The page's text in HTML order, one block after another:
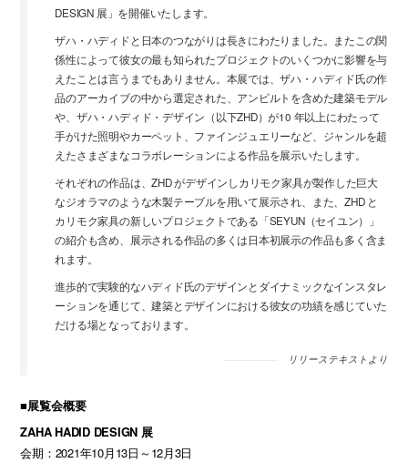
DESIGN 展」を開催いたします。
ザハ・ハディドと日本のつながりは長きにわたりました。またこの関
係性によって彼女の最も知られたプロジェクトのいくつかに影響を与
えたことは言うまでもありません。本展では、ザハ・ハディド氏の作
品のアーカイブの中から選定された、アンビルトを含めた建築モデル
や、ザハ・ハディド・デザイン（以下ZHD）が10 年以上にわたって
手がけた照明やカーペット、ファインジュエリーなど、ジャンルを超
えたさまざまなコラボレーションによる作品を展示いたします。
それぞれの作品は、ZHD がデザインしカリモク家具が製作した巨大
なジオラマのような木製テーブルを用いて展示され、また、ZHD と
カリモク家具の新しいプロジェクトである「SEYUN（セイユン）」
の紹介も含め、展示される作品の多くは日本初展示の作品も多く含ま
れます。
進歩的で実験的なハディド氏のデザインとダイナミックなインスタレ
ーションを通じて、建築とデザインにおける彼女の功績を感じていた
だける場となっております。
リリーステキストより
■展覧会概要
ZAHA HADID DESIGN 展
会期：2021年10月13日～12月3日